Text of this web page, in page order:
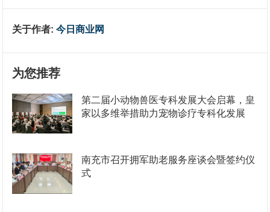
关于作者:今日商业网
为您推荐
第二届小动物兽医专科发展大会启幕，皇
家以多维举措助力宠物诊疗专科化发展
南充市召开拥军助老服务座谈会暨签约仪
式